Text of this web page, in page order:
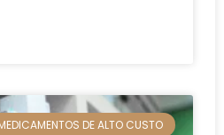
DE ALTO CUSTO